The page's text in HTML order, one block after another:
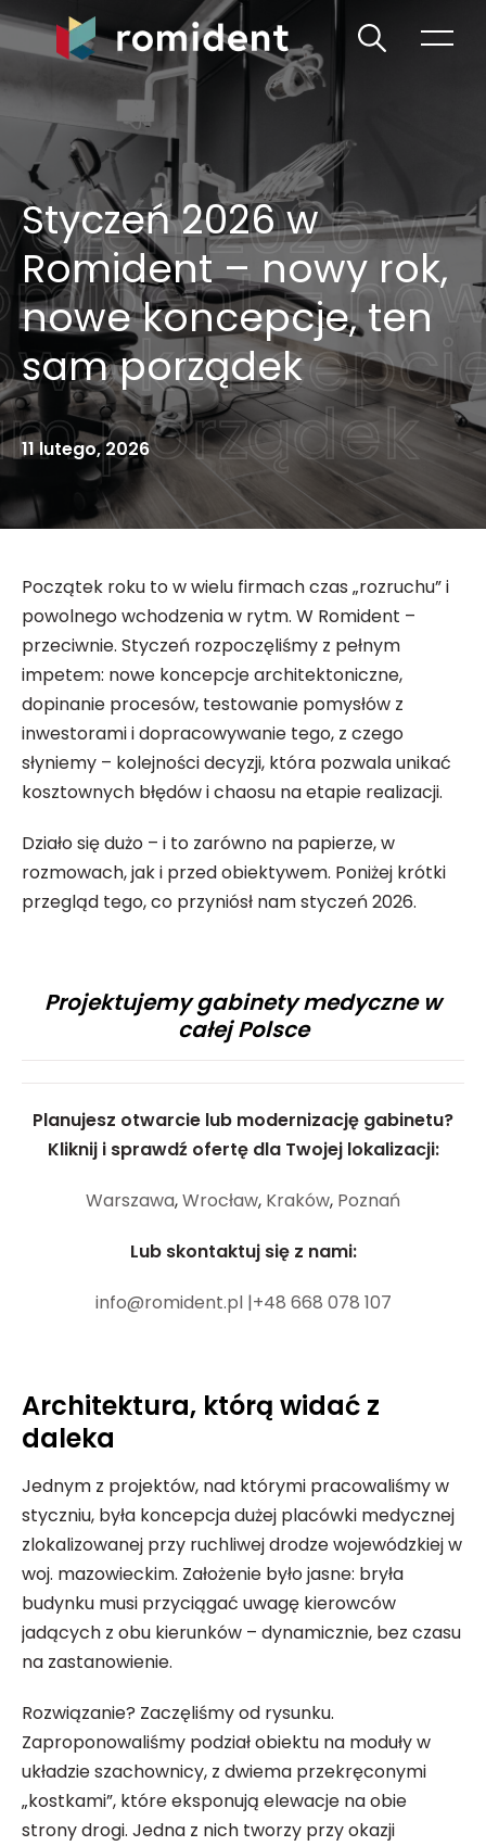
Styczeń 2026 w
Romident – nowy rok,
nowe koncepcje, ten
sam porządek
11 lutego, 2026
Początek roku to w wielu firmach czas „rozruchu” i
powolnego wchodzenia w rytm. W Romident –
przeciwnie. Styczeń rozpoczęliśmy z pełnym
impetem: nowe koncepcje architektoniczne,
dopinanie procesów, testowanie pomysłów z
inwestorami i dopracowywanie tego, z czego
słyniemy – kolejności decyzji, która pozwala unikać
kosztownych błędów i chaosu na etapie realizacji.
Działo się dużo – i to zarówno na papierze, w
rozmowach, jak i przed obiektywem. Poniżej krótki
przegląd tego, co przyniósł nam styczeń 2026.
Projektujemy gabinety medyczne w
całej Polsce
Planujesz otwarcie lub modernizację gabinetu?
Kliknij i sprawdź ofertę dla Twojej lokalizacji:
Warszawa,Wrocław, Kraków, Poznań
Lub skontaktuj się z nami:
info@romident.pl |+48 668 078 107
Architektura, którą widać z
daleka
Jednym z projektów, nad którymi pracowaliśmy w
styczniu, była koncepcja dużej placówki medycznej
zlokalizowanej przy ruchliwej drodze wojewódzkiej w
woj. mazowieckim. Założenie było jasne: bryła
budynku musi przyciągać uwagę kierowców
jadących z obu kierunków – dynamicznie, bez czasu
na zastanowienie.
Rozwiązanie? Zaczęliśmy od rysunku.
Zaproponowaliśmy podział obiektu na moduły w
układzie szachownicy, z dwiema przekręconymi
„kostkami”, które eksponują elewacje na obie
strony drogi. Jedna z nich tworzy przy okazji